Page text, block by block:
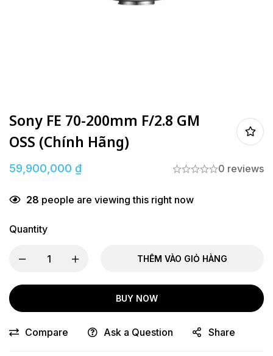
Sony FE 70-200mm F/2.8 GM
OSS (Chính Hãng)
59,900,000 ₫ 0 reviews
28 people are viewing this right now
Quantity
THÊM VÀO GIỎ HÀNG
BUY NOW
Compare Ask a Question Share